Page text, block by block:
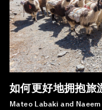
如何更好地拥抱旅
Mateo Labaki and Naeem